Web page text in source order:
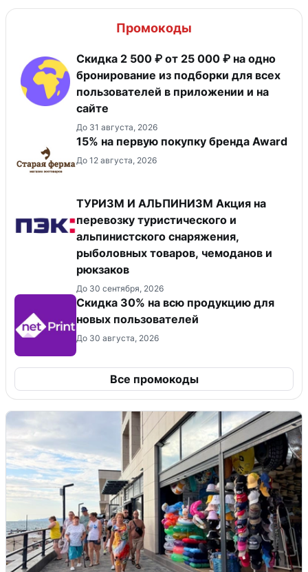
Промокоды
Скидка 2 500 ₽ от 25 000 ₽ на одно
бронирование из подборки для всех
пользователей в приложении и на
сайте
До 31 августа, 2026
15% на первую покупку бренда Award
До 12 августа, 2026
ТУРИЗМ И АЛЬПИНИЗМ Акция на
перевозку туристического и
альпинистского снаряжения,
рыболовных товаров, чемоданов и
рюкзаков
До 30 сентября, 2026
Скидка 30% на всю продукцию для
новых пользователей
До 30 августа, 2026
Все промокоды